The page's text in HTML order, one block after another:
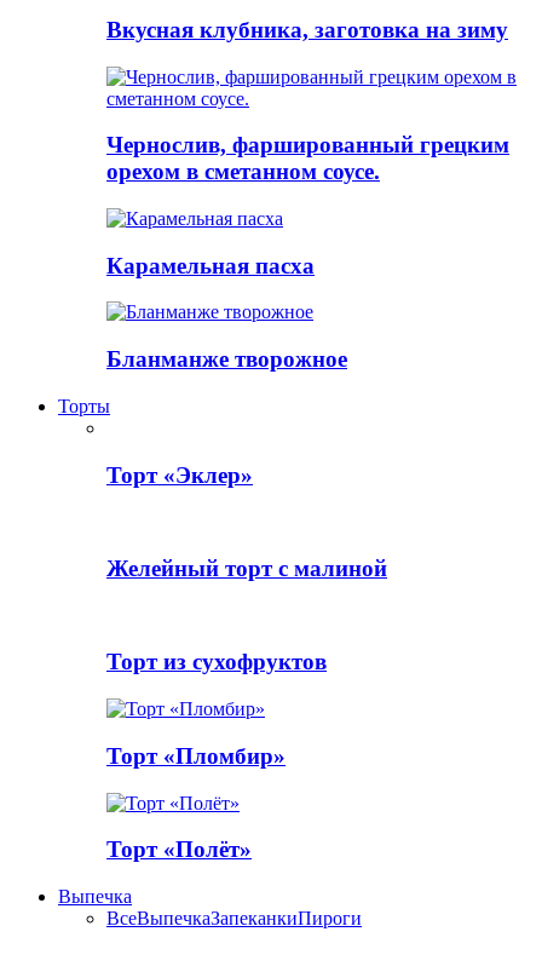
Вкусная клубника, заготовка на зиму
Чернослив, фаршированный грецким
орехом в сметанном соусе.
Карамельная пасха
Бланманже творожное
Торты
Торт «Эклер»
Желейный торт с малиной
Торт из сухофруктов
Торт «Пломбир»
Торт «Полёт»
Выпечка
ВсеВыпечкаЗапеканкиПироги